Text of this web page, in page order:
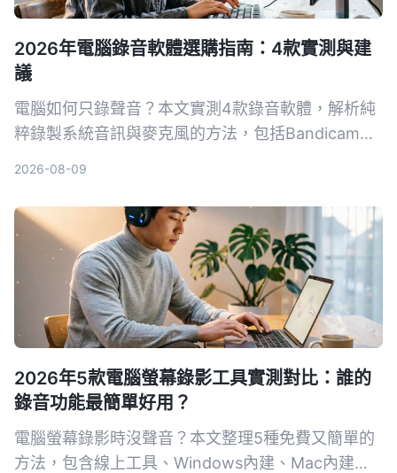
2026年電腦錄音軟體選購指南：4款實測與建
議
電腦如何只錄聲音？本文實測4款錄音軟體，解析純
粹錄製系統音訊與麥克風的方法，包括Bandicam、
2026-08-09
2026年5款電腦螢幕錄影工具實測對比：誰的
錄音功能最簡單好用？
電腦螢幕錄影時沒聲音？本文整理5種免費又簡單的
方法，包含線上工具、Windows內建、Mac內建，